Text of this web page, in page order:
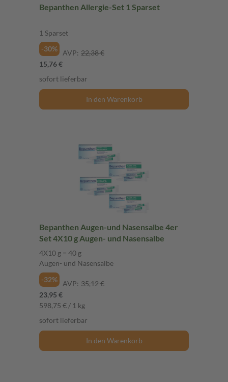
Bepanthen Allergie-Set 1 Sparset
1 Sparset
-30%
AVP: 22,38 €
15,76 €
sofort lieferbar
In den Warenkorb
Bepanthen Augen-und Nasensalbe 4er
Set 4X10 g Augen- und Nasensalbe
4X10 g = 40 g
Augen- und Nasensalbe
-32%
AVP: 35,12 €
23,95 €
598,75 € / 1 kg
sofort lieferbar
In den Warenkorb